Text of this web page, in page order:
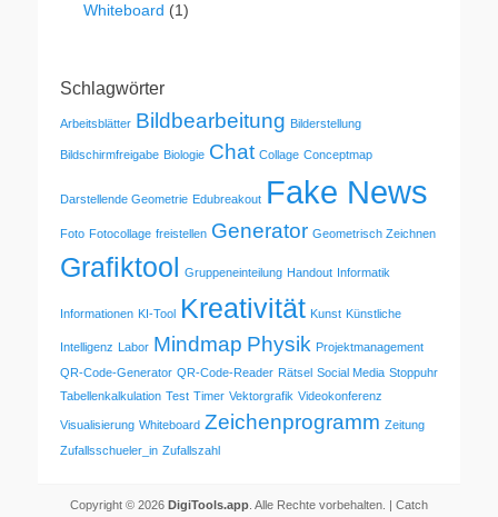
Whiteboard (1)
Schlagwörter
Arbeitsblätter Bildbearbeitung Bilderstellung
Bildschirmfreigabe Biologie Chat Collage Conceptmap
Darstellende Geometrie Edubreakout Fake News
Foto Fotocollage freistellen Generator Geometrisch Zeichnen
Grafiktool Gruppeneinteilung Handout Informatik
Informationen KI-Tool Kreativität Kunst Künstliche
Intelligenz Labor Mindmap Physik Projektmanagement
QR-Code-Generator QR-Code-Reader Rätsel Social Media Stoppuhr
Tabellenkalkulation Test Timer Vektorgrafik Videokonferenz
Visualisierung Whiteboard Zeichenprogramm Zeitung
Zufallsschueler_in Zufallszahl
Copyright © 2026 DigiTools.app . Alle Rechte vorbehalten. | Catch